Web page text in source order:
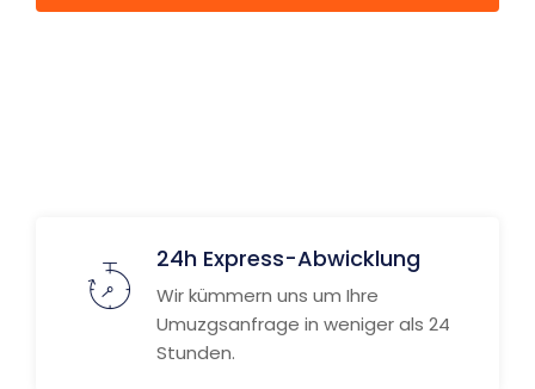
24h Express-Abwicklung
Wir kümmern uns um Ihre
Umuzgsanfrage in weniger als 24
Stunden.